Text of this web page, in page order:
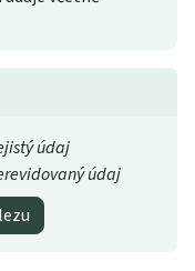
údaj
údaj